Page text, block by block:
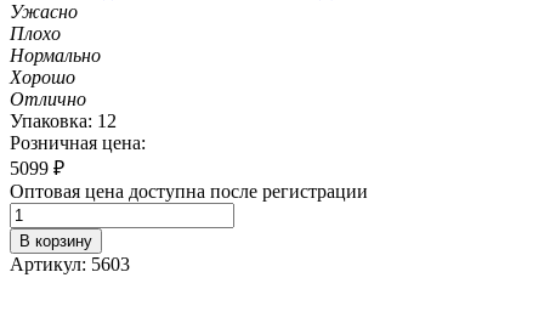
Ужасно
Плохо
Нормально
Хорошо
Отлично
Упаковка: 12
Розничная цена:
5099 ₽
Оптовая цена доступна после регистрации
В корзину
Артикул: 5603